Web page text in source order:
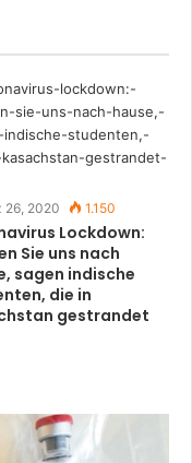
26, 2020 1.150
Lockdown:
Sie uns nach
sagen indische
die in
gestrandet